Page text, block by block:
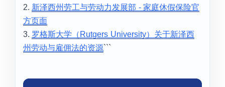
2. 新泽西州劳工与劳动力发展部 - 家庭休假保险官
方页面
3. 罗格斯大学（Rutgers University）关于新泽西
州劳动与雇佣法的资源```